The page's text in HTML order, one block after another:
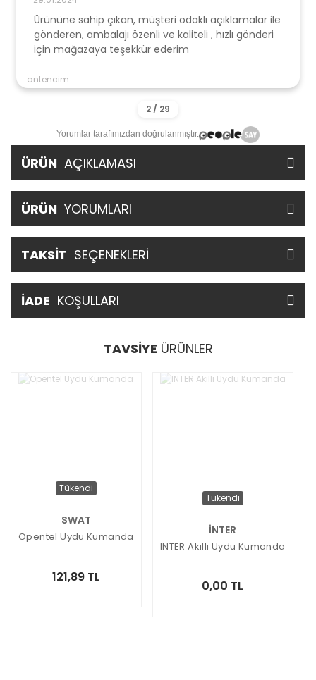
Ürününe sahip çıkan, müşteri odaklı açıklamalar ile
gönderen, ambalajı özenli ve kaliteli , hızlı gönderi
için mağazaya teşekkür ederim
antencim
Yorumlar tarafımızdan doğrulanmıştır.
ÜRÜN AÇIKLAMASI
ÜRÜN YORUMLARI
TAKSİT SEÇENEKLERİ
İADE KOŞULLARI
TAVSİYE ÜRÜNLER
Tükendi
SWAT
Opentel Uydu Kumanda
121,89 TL
Tükendi
İNTER
INTER Akıllı Uydu Kumanda
0,00 TL